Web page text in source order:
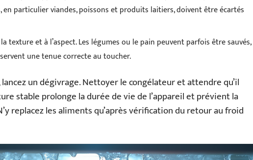
particulier viandes, poissons et produits laitiers, doivent être écartés
texture et à l’aspect. Les légumes ou le pain peuvent parfois être sauvés,
une tenue correcte au toucher.
lancez un dégivrage. Nettoyer le congélateur et attendre qu’il
stable prolonge la durée de vie de l’appareil et prévient la
replacez les aliments qu’après vérification du retour au froid